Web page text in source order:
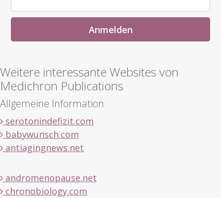
Weitere interessante Websites von
Medichron Publications
Allgemeine Information
serotonindefizit.com
babywunsch.com
antiagingnews.net
andromenopause.net
chronobiology.com